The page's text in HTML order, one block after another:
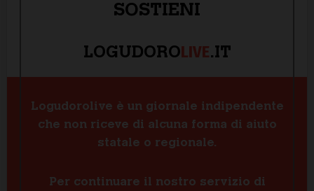
SOSTIENI
LOGUDOROLIVE.IT
Logudorolive è un giornale indipendente
che non riceve di alcuna forma di aiuto
statale o regionale.
Per continuare il nostro servizio di